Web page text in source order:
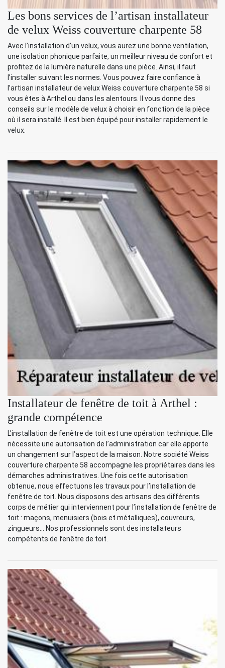
Les bons services de l’artisan installateur
de velux Weiss couverture charpente 58
Avec l’installation d’un velux, vous aurez une bonne ventilation,
une isolation phonique parfaite, un meilleur niveau de confort et
profitez de la lumière naturelle dans une pièce. Ainsi, il faut
l’installer suivant les normes. Vous pouvez faire confiance à
l’artisan installateur de velux Weiss couverture charpente 58 si
vous êtes à Arthel ou dans les alentours. Il vous donne des
conseils sur le modèle de velux à choisir en fonction de la pièce
où il sera installé. Il est bien équipé pour installer rapidement le
velux.
Installateur de fenêtre de toit à Arthel :
grande compétence
L’installation de fenêtre de toit est une opération technique. Elle
nécessite une autorisation de l’administration car elle apporte
un changement sur l’aspect de la maison. Notre société Weiss
couverture charpente 58 accompagne les propriétaires dans les
démarches administratives. Une fois cette autorisation
obtenue, nous effectuons les travaux pour l’installation de
fenêtre de toit. Nous disposons des artisans des différents
corps de métier qui interviennent pour l’installation de fenêtre de
toit : maçons, menuisiers (bois et métalliques), couvreurs,
zingueurs… Nos professionnels sont des installateurs
compétents de fenêtre de toit.